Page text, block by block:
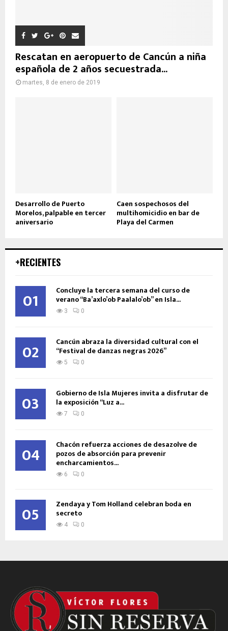
Rescatan en aeropuerto de Cancún a niña
española de 2 años secuestrada...
martes, 8 de enero de 2019
Desarrollo de Puerto
Morelos, palpable en tercer
aniversario
Caen sospechosos del
multihomicidio en bar de
Playa del Carmen
+RECIENTES
01 Concluye la tercera semana del curso de
verano “Ba’axlo’ob Paalalo’ob” en Isla...
3 0
02 Cancún abraza la diversidad cultural con el
“Festival de danzas negras 2026”
5 0
03 Gobierno de Isla Mujeres invita a disfrutar de
la exposición “Luz a...
7 0
04 Chacón refuerza acciones de desazolve de
pozos de absorción para prevenir
encharcamientos...
6 0
05 Zendaya y Tom Holland celebran boda en
secreto
4 0